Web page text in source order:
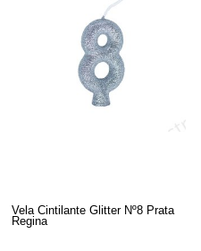
Vela Cintilante Glitter Nº8 Prata
Regina